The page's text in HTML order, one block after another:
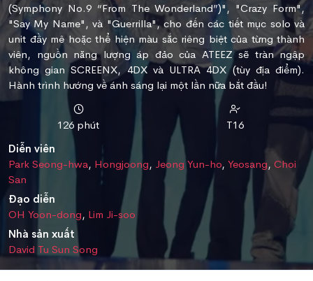
(Symphony No.9 “From The Wonderland”)", "Crazy Form",
"Say My Name", và "Guerrilla", cho đến các tiết mục solo và
unit đầy mê hoặc thể hiện màu sắc riêng biệt của từng thành
viên, nguồn năng lượng áp đảo của ATEEZ sẽ tràn ngập
không gian SCREENX, 4DX và ULTRA 4DX (tùy địa điểm).
Hành trình hướng về ánh sáng lại một lần nữa bắt đầu!
126 phút
T16
Diễn viên
Park Seong-hwa, Hongjoong, Jeong Yun-ho, Yeosang, Choi
San
Đạo diễn
OH Yoon-dong, Lim Ji-soo
Nhà sản xuất
David Tu Sun Song